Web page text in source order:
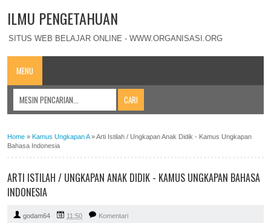
ILMU PENGETAHUAN
SITUS WEB BELAJAR ONLINE - WWW.ORGANISASI.ORG
MENU
Home » Kamus Ungkapan A»Arti Istilah / Ungkapan Anak Didik - Kamus Ungkapan
Bahasa Indonesia
ARTI ISTILAH / UNGKAPAN ANAK DIDIK - KAMUS UNGKAPAN BAHASA
INDONESIA
godam64 11:50 Komentari